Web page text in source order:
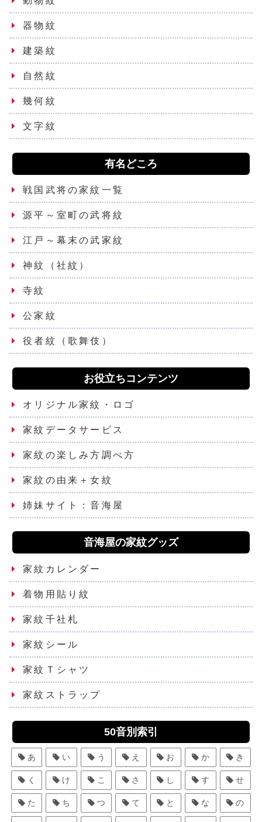
器物紋
建築紋
自然紋
幾何紋
文字紋
有名どころ
戦国武将の家紋一覧
源平～室町の武将紋
江戸～幕末の武家紋
神紋（社紋）
寺紋
公家紋
役者紋（歌舞伎）
お役立ちコンテンツ
オリジナル家紋・ロゴ
家紋データサービス
家紋の楽しみ方調べ方
家紋の由来＋女紋
姉妹サイト：音海屋
音海屋の家紋グッズ
家紋カレンダー
着物用貼り紋
家紋千社札
家紋シール
家紋Ｔシャツ
家紋ストラップ
50音別索引
あ い う え お か き
く け こ さ し す せ
た ち つ て と な の